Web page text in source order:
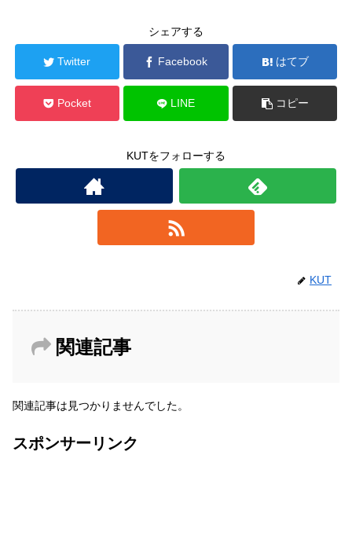
シェアする
Twitter Facebook はてブ
Pocket LINE コピー
KUTをフォローする
KUT
関連記事
関連記事は見つかりませんでした。
スポンサーリンク